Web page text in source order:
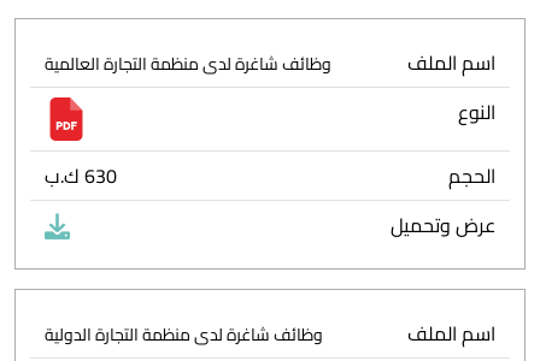
اسم الملف وظائف شاغرة لدى منظمة التجارة العالمية
النوع
الحجم
630 ك.ب
عرض وتحميل
اسم الملف وظائف شاغرة لدى منظمة التجارة الدولية